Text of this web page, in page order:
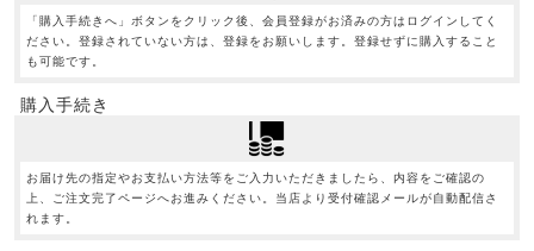
「購入手続きへ」ボタンをクリック後、会員登録がお済みの方はログインしてく
ださい。登録されていない方は、登録をお願いします。登録せずに購入すること
も可能です。
購入手続き
お届け先の指定やお支払い方法等をご入力いただきましたら、内容をご確認の
上、ご注文完了ページへお進みください。当店より受付確認メールが自動配信さ
れます。